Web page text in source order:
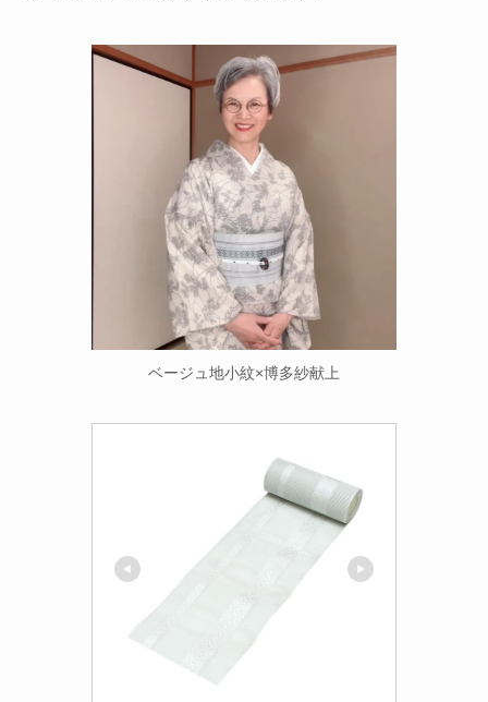
ベージュ地小紋×博多紗献上